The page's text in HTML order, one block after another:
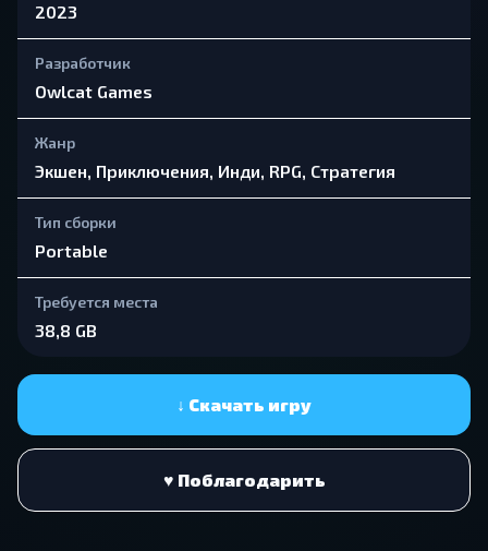
2023
Разработчик
Owlcat Games
Жанр
Экшен, Приключения, Инди, RPG, Стратегия
Тип сборки
Portable
Требуется места
38,8 GB
↓ Скачать игру
♥ Поблагодарить